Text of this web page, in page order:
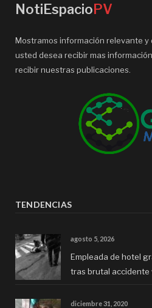
NotiEspacioPV
Mostramos información relevante y
usted desea recibir mas
recibir nuestras publicaciones.
TENDENCIAS
agosto 5, 2026
Empleada de hotel
tras brutal accidente
diciembre 31, 2020